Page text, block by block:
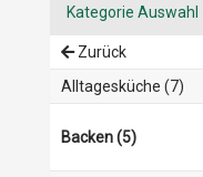
Kategorie Auswahl
Zurück
Alltagesküche (7)
Backen (5)